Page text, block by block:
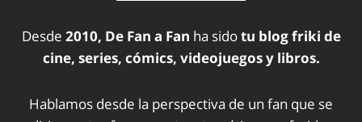
Desde 2010, De Fan a Fan ha sidotu blog friki de
cine, series, cómics, videojuegos y libros.
Hablamos desde la perspectiva de un fan que se